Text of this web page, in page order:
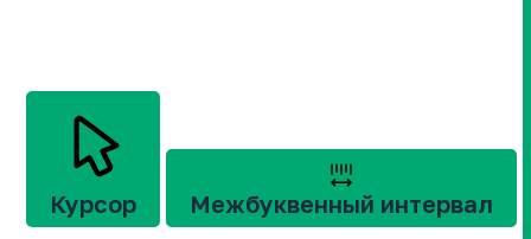
Курсор Межбуквенный интервал